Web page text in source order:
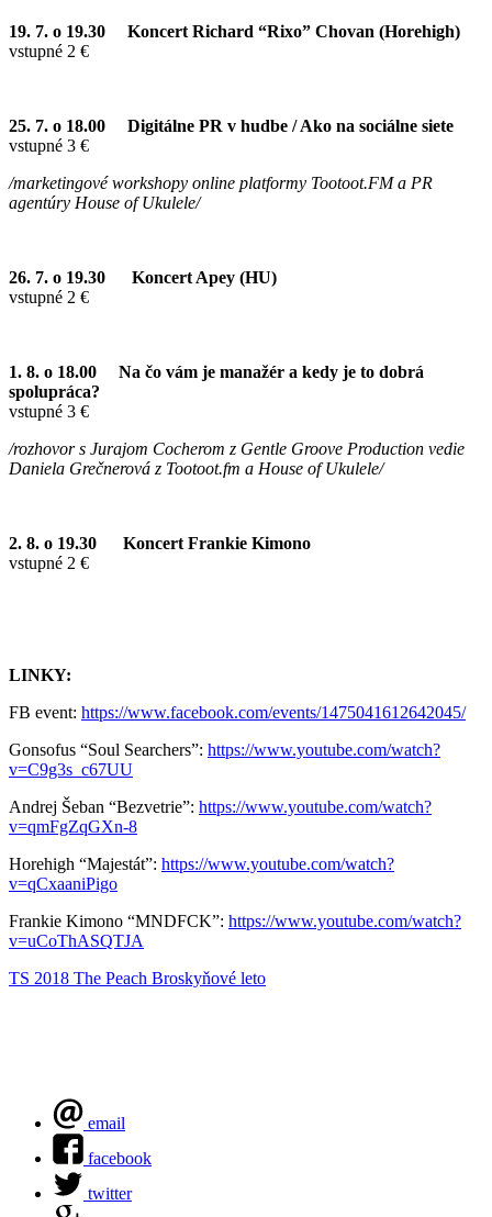
19. 7. o 19.30
Koncert Richard “Rixo” Chovan (Horehigh)
vstupné 2 €
25. 7. o 18.00
Digitálne PR v hudbe / Ako na sociálne siete
vstupné 3 €
/marketingové workshopy online platformy Tootoot.FM a PR
agentúry House of Ukulele/
26. 7. o 19.30
Koncert Apey (HU)
vstupné 2 €
1. 8. o 18.00
Na čo vám je manažér a kedy je to dobrá
spolupráca?
vstupné 3 €
/rozhovor s Jurajom Cocherom z Gentle Groove Production vedie
Daniela Grečnerová z Tootoot.fm a House of Ukulele/
2. 8. o 19.30
Koncert Frankie Kimono
vstupné 2 €
LINKY:
FB event: https://www.facebook.com/events/1475041612642045/
Gonsofus “Soul Searchers”: https://www.youtube.com/watch?
v=C9g3s_c67UU
Andrej Šeban “Bezvetrie”: https://www.youtube.com/watch?
v=qmFgZqGXn-8
Horehigh “Majestát”: https://www.youtube.com/watch?
v=qCxaaniPigo
Frankie Kimono “MNDFCK”: https://www.youtube.com/watch?
v=uCoThASQTJA
TS 2018 The Peach Broskyňové leto
email
facebook
twitter